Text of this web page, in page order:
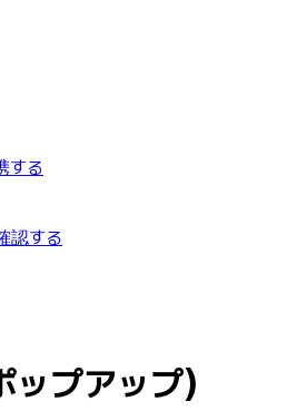
する
認する
プアップ）